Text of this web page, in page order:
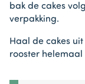
bak de cakes
verpakking.
Haal de cakes
rooster helemaal